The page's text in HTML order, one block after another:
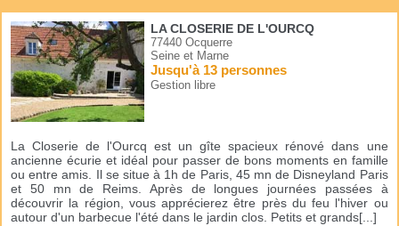
LA CLOSERIE DE L'OURCQ
77440 Ocquerre
Seine et Marne
Jusqu'à 13 personnes
Gestion libre
La Closerie de l'Ourcq est un gîte spacieux rénové dans une
ancienne écurie et idéal pour passer de bons moments en famille
ou entre amis. Il se situe à 1h de Paris, 45 mn de Disneyland Paris
et 50 mn de Reims. Après de longues journées passées à
découvrir la région, vous apprécierez être près du feu l'hiver ou
autour d'un barbecue l'été dans le jardin clos. Petits et grands[...]